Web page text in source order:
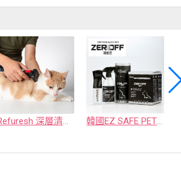
Refuresh 深層清潔寵物廢毛梳 韓國EZ SAFE PET ZEROFF 消臭劑